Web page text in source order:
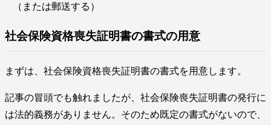
（または郵送する）
社会保険資格喪失証明書の書式の用意
まずは、社会保険資格喪失証明書の書式を用意します。
記事の冒頭でも触れましたが、社会保険喪失証明書の発行に
は法的義務がありません。そのため既定の書式がないので、